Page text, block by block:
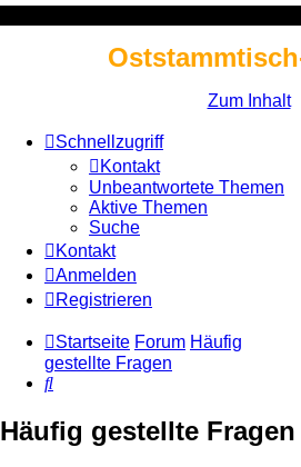
Zum Inhalt
Schnellzugriff
Kontakt
Unbeantwortete Themen
Aktive Themen
Suche
Kontakt
Anmelden
Registrieren
Startseite Forum Häufig
gestellte Fragen
Suche
Häufig gestellte Fragen